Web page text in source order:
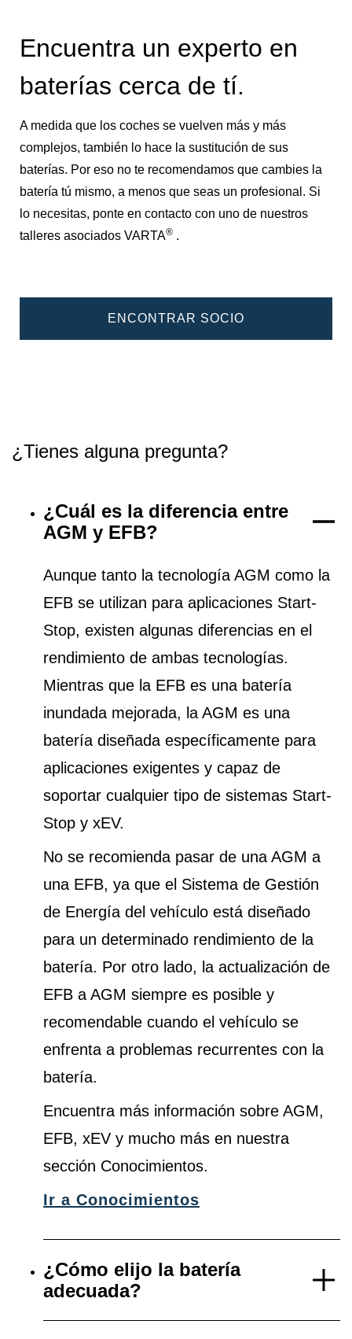
Encuentra un experto en
baterías cerca de tí.
A medida que los coches se vuelven más y más
complejos, también lo hace la sustitución de sus
baterías. Por eso no te recomendamos que cambies la
batería tú mismo, a menos que seas un profesional. Si
lo necesitas, ponte en contacto con uno de nuestros
talleres asociados VARTA® .
ENCONTRAR SOCIO
¿Tienes alguna pregunta?
¿Cuál es la diferencia entre
AGM y EFB?
Aunque tanto la tecnología AGM como la
EFB se utilizan para aplicaciones Start-
Stop, existen algunas diferencias en el
rendimiento de ambas tecnologías.
Mientras que la EFB es una batería
inundada mejorada, la AGM es una
batería diseñada específicamente para
aplicaciones exigentes y capaz de
soportar cualquier tipo de sistemas Start-
Stop y xEV.
No se recomienda pasar de una AGM a
una EFB, ya que el Sistema de Gestión
de Energía del vehículo está diseñado
para un determinado rendimiento de la
batería. Por otro lado, la actualización de
EFB a AGM siempre es posible y
recomendable cuando el vehículo se
enfrenta a problemas recurrentes con la
batería.
Encuentra más información sobre AGM,
EFB, xEV y mucho más en nuestra
sección Conocimientos.
Ir a Conocimientos
¿Cómo elijo la batería
adecuada?